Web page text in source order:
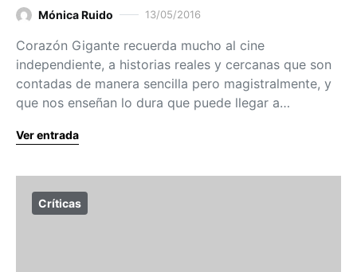
Mónica Ruido 13/05/2016
Corazón Gigante recuerda mucho al cine
independiente, a historias reales y cercanas que son
contadas de manera sencilla pero magistralmente, y
que nos enseñan lo dura que puede llegar a…
Ver entrada
Críticas